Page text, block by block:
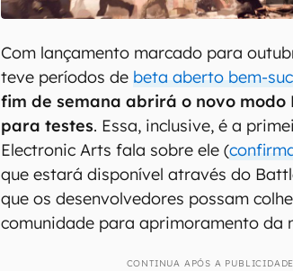
Com lançamento marcado para
teve períodos de beta aberto bem-
fim de semana abrirá o novo modo
para testes. Essa, inclusive, é a
Electronic Arts fala sobre ele (
que estará disponível através do
que os desenvolvedores possam
comunidade para aprimoramento da
CONTINUA APÓS A PUBLICIDADE